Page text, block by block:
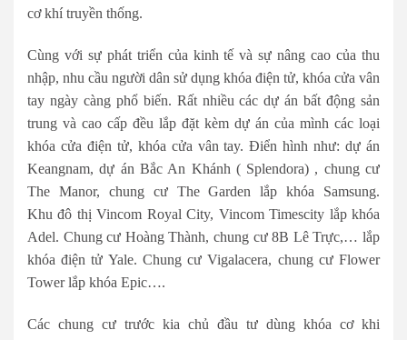
cơ khí truyền thống.
Cùng với sự phát triển của kinh tế và sự nâng cao của thu
nhập, nhu cầu người dân sử dụng khóa điện tử, khóa cửa vân
tay ngày càng phổ biến. Rất nhiều các dự án bất động sản
trung và cao cấp đều lắp đặt kèm dự án của mình các loại
khóa cửa điện tử, khóa cửa vân tay. Điển hình như: dự án
Keangnam, dự án Bắc An Khánh ( Splendora) , chung cư
The Manor, chung cư The Garden lắp khóa Samsung.
Khu đô thị Vincom Royal City, Vincom Timescity lắp khóa
Adel. Chung cư Hoàng Thành, chung cư 8B Lê Trực,… lắp
khóa điện tử Yale. Chung cư Vigalacera, chung cư Flower
Tower lắp khóa Epic….
Các chung cư trước kia chủ đầu tư dùng khóa cơ khi